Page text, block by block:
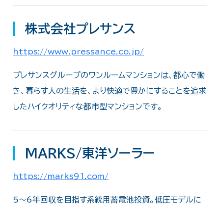
株式会社プレサンス
https://www.pressance.co.jp/
プレサンスグループのワンルームマンションは、都心で働
き、暮らす人の生活を、より快適で豊かにすることを追求
したハイクオリティな都市型マンションです。
MARKS/東洋ソーラー
https://marks91.com/
5〜6年回収を目指す系統用蓄電池投資。低圧モデルに